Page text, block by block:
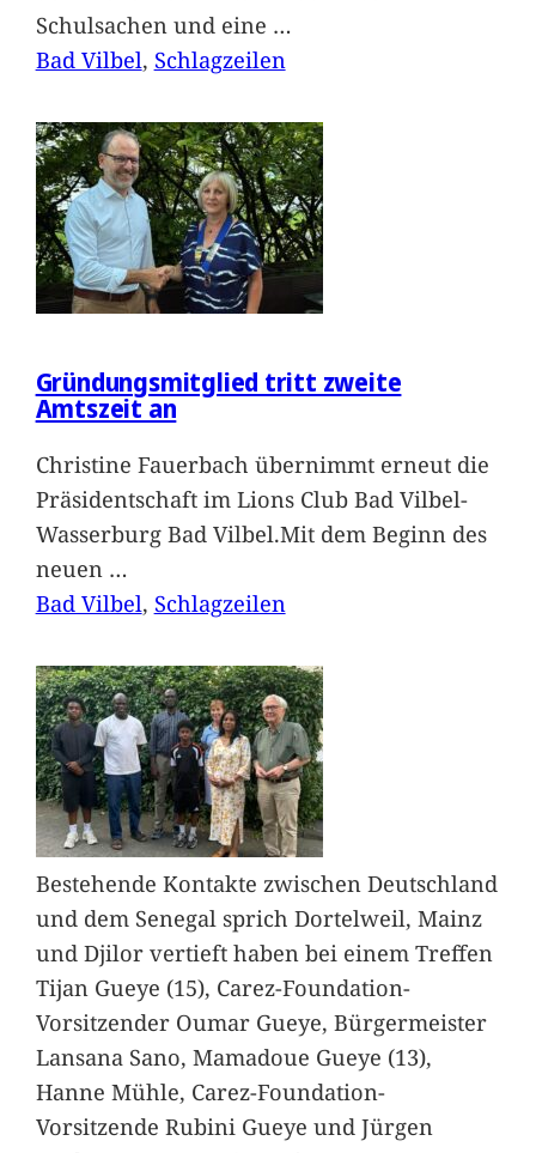
Schulsachen und eine …
Bad Vilbel, Schlagzeilen
Gründungsmitglied tritt zweite
Amtszeit an
Christine Fauerbach übernimmt erneut die
Präsidentschaft im Lions Club Bad Vilbel-
Wasserburg Bad Vilbel.Mit dem Beginn des
neuen …
Bad Vilbel, Schlagzeilen
Bestehende Kontakte zwischen Deutschland
und dem Senegal sprich Dortelweil, Mainz
und Djilor vertieft haben bei einem Treffen
Tijan Gueye (15), Carez-Foundation-
Vorsitzender Oumar Gueye, Bürgermeister
Lansana Sano, Mamadoue Gueye (13),
Hanne Mühle, Carez-Foundation-
Vorsitzende Rubini Gueye und Jürgen